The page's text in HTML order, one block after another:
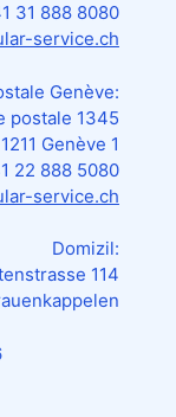
31 888 8080
service.ch
Genève:
postale 1345
1211 Genève 1
22 888 5080
service.ch
Domizil:
114